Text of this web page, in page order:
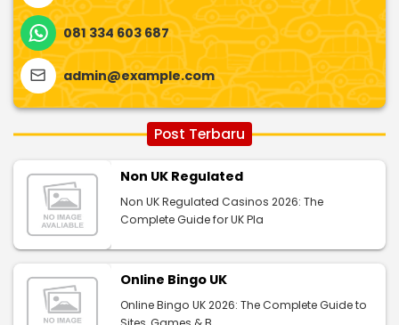
081 334 603 687
admin@example.com
Post Terbaru
Non UK Regulated
Non UK Regulated Casinos 2026: The
Complete Guide for UK Pla
Online Bingo UK
Online Bingo UK 2026: The Complete Guide to